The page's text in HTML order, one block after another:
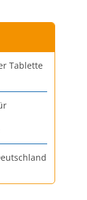
Tablette